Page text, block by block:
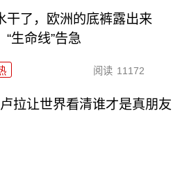
干了，欧洲的底裤露出来
“生命线”告急
阅读 11172
拉让世界看清谁才是真朋友